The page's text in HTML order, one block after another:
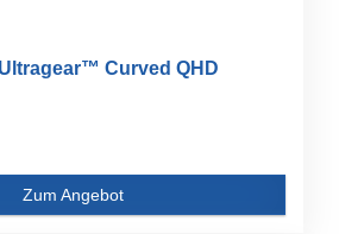
Curved QHD
Zum Angebot